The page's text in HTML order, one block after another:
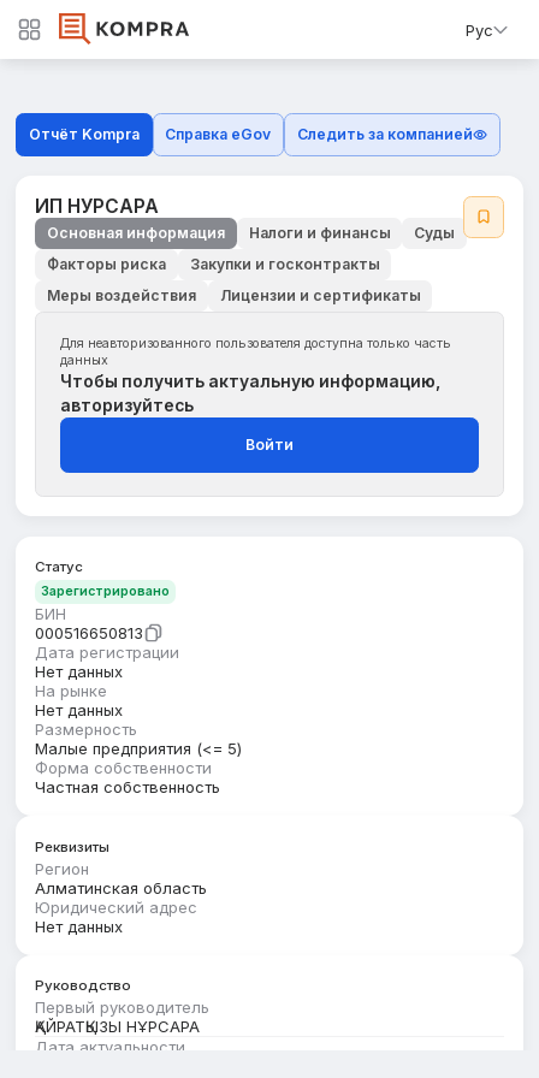
Рус
Отчёт Kompra Справка eGov Следить за компанией
ИП НУРСАРА
Основная информация Налоги и финансы
Суды
Факторы риска
Закупки и госконтракты
Меры воздействия
Лицензии и сертификаты
Для неавторизованного пользователя доступна только часть
данных
Чтобы получить актуальную информацию,
авторизуйтесь
Войти
Статус
Зарегистрировано
БИН
000516650813
Дата регистрации
Нет данных
На рынке
Нет данных
Размерность
Малые предприятия (<= 5)
Форма собственности
Частная собственность
Реквизиты
Регион
Алматинская область
Юридический адрес
Нет данных
Руководство
Первый руководитель
ҚАЙРАТҚЫЗЫ НҰРСАРА
Дата актуальности